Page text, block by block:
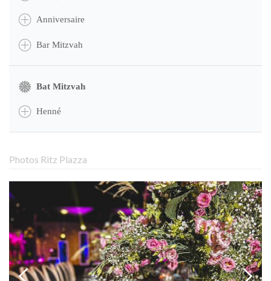
Anniversaire
Bar Mitzvah
Bat Mitzvah
Henné
Photos Ritz Plazza